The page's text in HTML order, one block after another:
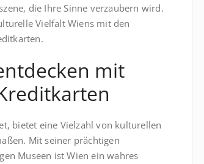
die Ihre Sinne verzaubern wird.
Vielfalt Wiens mit den
mit
bietet eine Vielzahl von kulturellen
Mit seiner prächtigen
Museen ist Wien ein wahres